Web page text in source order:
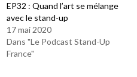
EP32 : Quand l’art se mélange
avec le stand-up
17 mai 2020
Dans "Le Podcast Stand-Up
France"